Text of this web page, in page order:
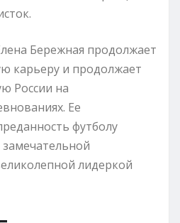
Бережная продолжает
карьеру и продолжает
России на
Ее
футболу
лидеркой